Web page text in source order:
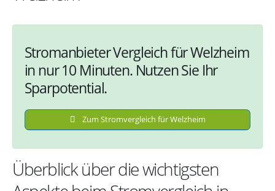
Stromanbieter Vergleich für Welzheim
in nur 10 Minuten. Nutzen Sie Ihr
Sparpotential.
Zum Stromvergleich für Welzheim
Überblick über die wichtigsten